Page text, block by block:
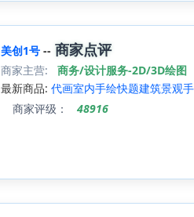
美创1号 -- 商家点评
商家主营:
商务/设计服务-2D/3D绘图
最新商品: 代画室内手绘快题建筑景观
商家评级：
48916